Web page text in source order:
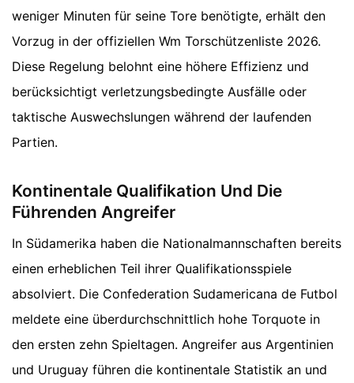
weniger Minuten für seine Tore benötigte, erhält den
Vorzug in der offiziellen Wm Torschützenliste 2026.
Diese Regelung belohnt eine höhere Effizienz und
berücksichtigt verletzungsbedingte Ausfälle oder
taktische Auswechslungen während der laufenden
Partien.
Kontinentale Qualifikation Und Die
Führenden Angreifer
In Südamerika haben die Nationalmannschaften bereits
einen erheblichen Teil ihrer Qualifikationsspiele
absolviert. Die Confederation Sudamericana de Futbol
meldete eine überdurchschnittlich hohe Torquote in
den ersten zehn Spieltagen. Angreifer aus Argentinien
und Uruguay führen die kontinentale Statistik an und